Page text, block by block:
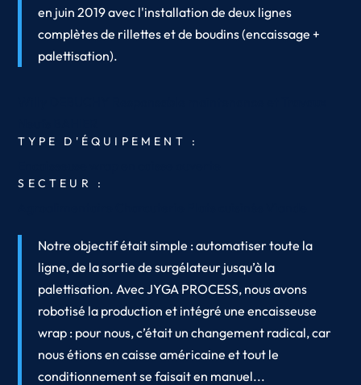
en juin 2019 avec l'installation de deux lignes
complètes de rillettes et de boudins (encaissage +
palettisation).
TYPE D'ÉQUIPEMENT :
SECTEUR :
Notre objectif était simple : automatiser toute la
ligne, de la sortie de surgélateur jusqu’à la
palettisation. Avec JYGA PROCESS, nous avons
robotisé la production et intégré une encaisseuse
wrap : pour nous, c’était un changement radical, car
nous étions en caisse américaine et tout le
conditionnement se faisait en manuel...